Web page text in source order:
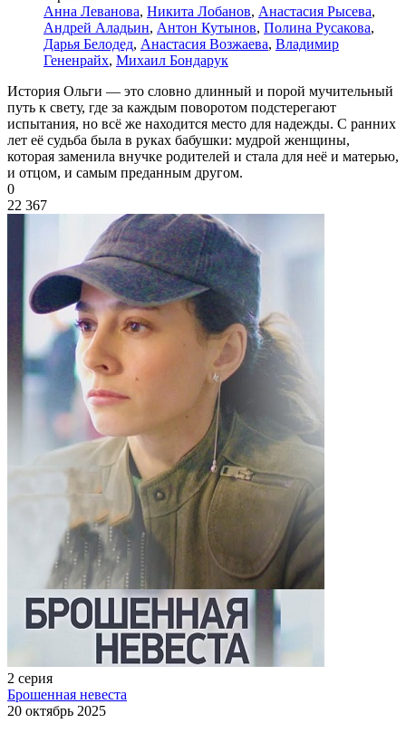
Анна Леванова, Никита Лобанов, Анастасия Рысева,
Андрей Аладьин, Антон Кутынов, Полина Русакова,
Дарья Белодед, Анастасия Возжаева, Владимир
Гененрайх, Михаил Бондарук
История Ольги — это словно длинный и порой мучительный
путь к свету, где за каждым поворотом подстерегают
испытания, но всё же находится место для надежды. С ранних
лет её судьба была в руках бабушки: мудрой женщины,
которая заменила внучке родителей и стала для неё и матерью,
и отцом, и самым преданным другом.
0
22 367
2 серия
Брошенная невеста
20 октябрь 2025